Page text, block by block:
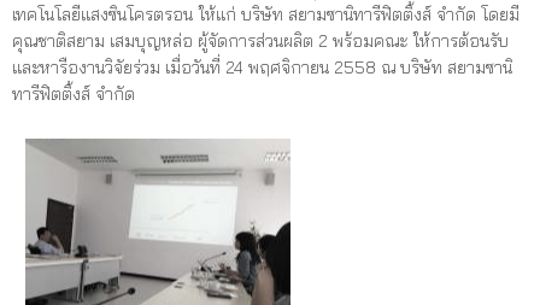
เทคโนโลยีแสงซินโครตรอน ให้แก่ บริษัท สยามซานิทารีฟิตติ้งส์ จำกัด โดยมี
คุณชาติสยาม เสมบุญหล่อ ผู้จัดการส่วนผลิต 2 พร้อมคณะ ให้การต้อนรับ
และหารืองานวิจัยร่วม เมื่อวันที่ 24 พฤศจิกายน 2558 ณ บริษัท สยามซานิ
ทารีฟิตติ้งส์ จำกัด